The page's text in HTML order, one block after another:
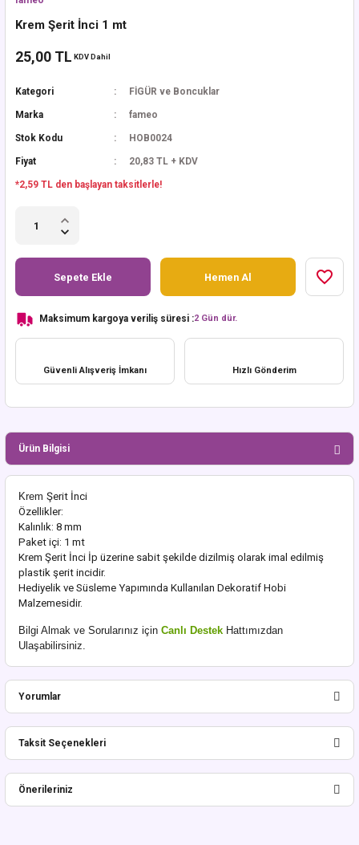
Krem Şerit İnci 1 mt
25,00 TL KDV Dahil
Kategori FİGÜR ve Boncuklar
Marka fameo
Stok Kodu HOB0024
Fiyat 20,83 TL + KDV
*2,59 TL den başlayan taksitlerle!
Sepete Ekle Hemen Al
Maksimum kargoya veriliş süresi :2 Gün dür.
Güvenli Alışveriş İmkanı Hızlı Gönderim
Ürün Bilgisi
Krem Şerit İnci
Özellikler:
Kalınlık: 8 mm
Paket içi: 1 mt
Krem Şerit İnci İp üzerine sabit şekilde dizilmiş olarak imal edilmiş
plastik şerit incidir.
Hediyelik ve Süsleme Yapımında Kullanılan Dekoratif Hobi
Malzemesidir.
Bilgi Almak ve Sorularınız için Canlı Destek Hattımızdan
Ulaşabilirsiniz.
Yorumlar
Bu ürüne ilk yorumu siz yapın!
Taksit Seçenekleri
Önerileriniz